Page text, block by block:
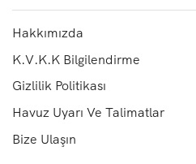
Hakkımızda
K.V.K.K Bilgilendirme
Gizlilik Politikası
Havuz Uyarı Ve Talimatlar
Bize Ulaşın